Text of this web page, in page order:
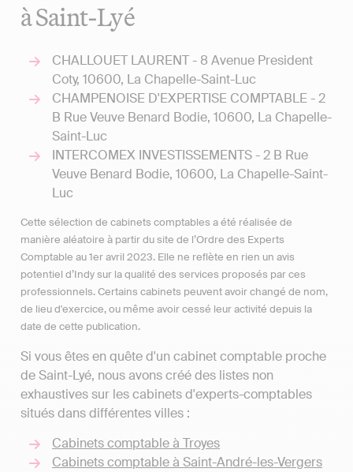
à Saint-Lyé
CHALLOUET LAURENT - 8 Avenue President
Coty, 10600, La Chapelle-Saint-Luc
CHAMPENOISE D'EXPERTISE COMPTABLE - 2
B Rue Veuve Benard Bodie, 10600, La Chapelle-
Saint-Luc
INTERCOMEX INVESTISSEMENTS - 2 B Rue
Veuve Benard Bodie, 10600, La Chapelle-Saint-
Luc
Cette sélection de cabinets comptables a été réalisée de
manière aléatoire à partir du site de l’Ordre des Experts
Comptable au 1er avril 2023. Elle ne reflète en rien un avis
potentiel d’Indy sur la qualité des services proposés par ces
professionnels. Certains cabinets peuvent avoir changé de nom,
de lieu d'exercice, ou même avoir cessé leur activité depuis la
date de cette publication.
Si vous êtes en quête d'un cabinet comptable proche
de Saint-Lyé, nous avons créé des listes non
exhaustives sur les cabinets d'experts-comptables
situés dans différentes villes :
Cabinets comptable à Troyes
Cabinets comptable à Saint-André-les-Vergers